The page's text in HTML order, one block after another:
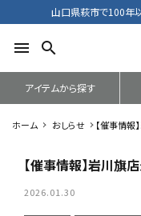
山口県萩市で100年
menu search
アイテムから探す
ホーム おしらせ
【催事情報
【催事情報】岩川旗
2026.01.30